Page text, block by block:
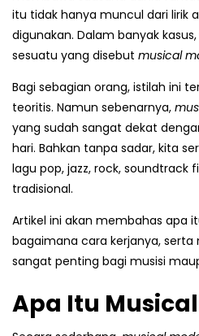
itu tidak hanya muncul dari lirik
digunakan. Dalam banyak
sesuatu yang disebut musical
Bagi sebagian orang, istilah ini
teoritis. Namun sebenarnya,
yang sudah sangat dekat
hari. Bahkan tanpa sadar, kita
lagu pop, jazz, rock, soundtrack
tradisional.
Artikel ini akan membahas apa
bagaimana cara kerjanya, serta
sangat penting bagi musisi
Apa Itu